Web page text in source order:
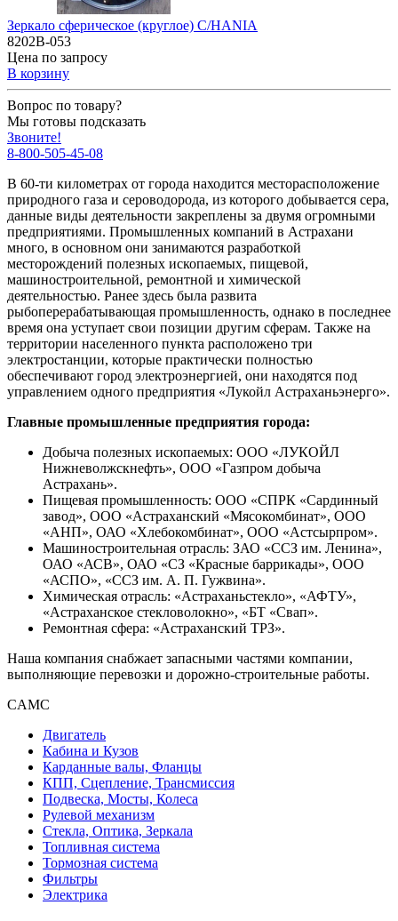
Зеркало сферическое (круглое) C/HANIA
8202B-053
Цена по запросу
В корзину
Вопрос по товару?
Мы готовы подсказать
Звоните!
8-800-505-45-08
В 60-ти километрах от города находится месторасположение
природного газа и сероводорода, из которого добывается сера,
данные виды деятельности закреплены за двумя огромными
предприятиями. Промышленных компаний в Астрахани
много, в основном они занимаются разработкой
месторождений полезных ископаемых, пищевой,
машиностроительной, ремонтной и химической
деятельностью. Ранее здесь была развита
рыбоперерабатывающая промышленность, однако в последнее
время она уступает свои позиции другим сферам. Также на
территории населенного пункта расположено три
электростанции, которые практически полностью
обеспечивают город электроэнергией, они находятся под
управлением одного предприятия «Лукойл Астраханьэнерго».
Главные промышленные предприятия города:
Добыча полезных ископаемых: ООО «ЛУКОЙЛ
Нижневолжскнефть», ООО «Газпром добыча
Астрахань».
Пищевая промышленность: ООО «СПРК «Сардинный
завод», ООО «Астраханский «Мясокомбинат», ООО
«АНП», ОАО «Хлебокомбинат», ООО «Астсырпром».
Машиностроительная отрасль: ЗАО «ССЗ им. Ленина»,
ОАО «АСВ», ОАО «СЗ «Красные баррикады», ООО
«АСПО», «ССЗ им. А. П. Гужвина».
Химическая отрасль: «Астраханьстекло», «АФТУ»,
«Астраханское стекловолокно», «БТ «Свап».
Ремонтная сфера: «Астраханский ТРЗ».
Наша компания снабжает запасными частями компании,
выполняющие перевозки и дорожно-строительные работы.
CAMC
Двигатель
Кабина и Кузов
Карданные валы, Фланцы
КПП, Сцепление, Трансмиссия
Подвеска, Мосты, Колеса
Рулевой механизм
Стекла, Оптика, Зеркала
Топливная система
Тормозная система
Фильтры
Электрика